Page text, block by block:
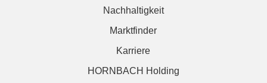
Nachhaltigkeit
Marktfinder
Karriere
HORNBACH Holding